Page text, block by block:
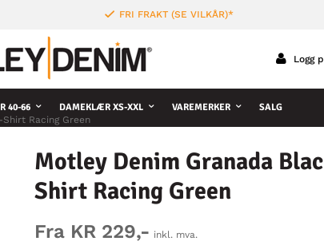
FRI FRAKT (SE VILKÅR)*
Logg
40-66 DAMEKLÆR XS-XXL VAREMERKER SALG
Racing Green
Motley Denim Granada
Shirt Racing Green
Fra KR 229,- inkl. mva.